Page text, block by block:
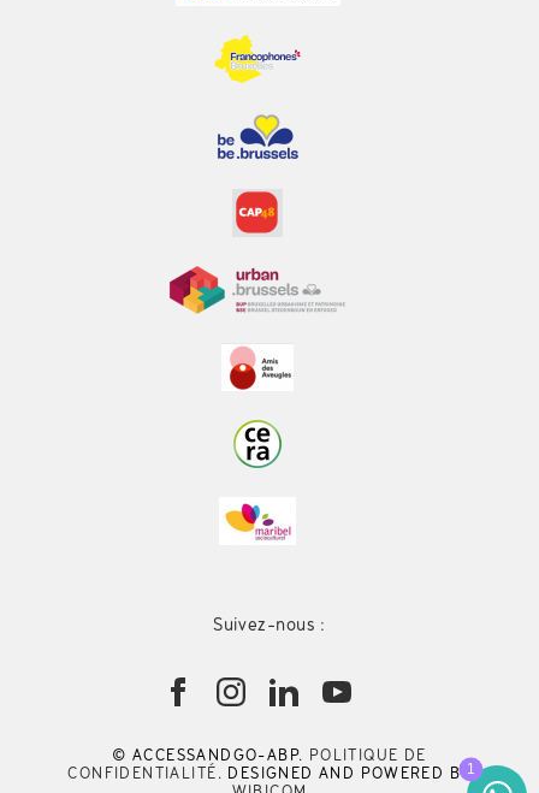
Suivez-nous :
© ACCESSANDGO-ABP. POLITIQUE DE
CONFIDENTIALITÉ . DESIGNED AND POWERED BY